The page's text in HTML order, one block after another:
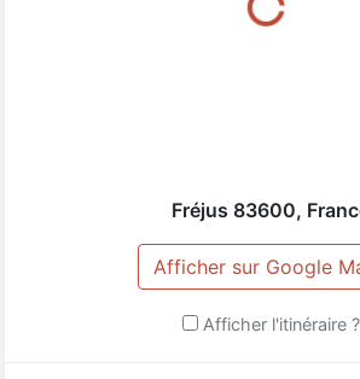
Fréjus 83600,
Afficher sur Google
Afficher l'itinéraire ?